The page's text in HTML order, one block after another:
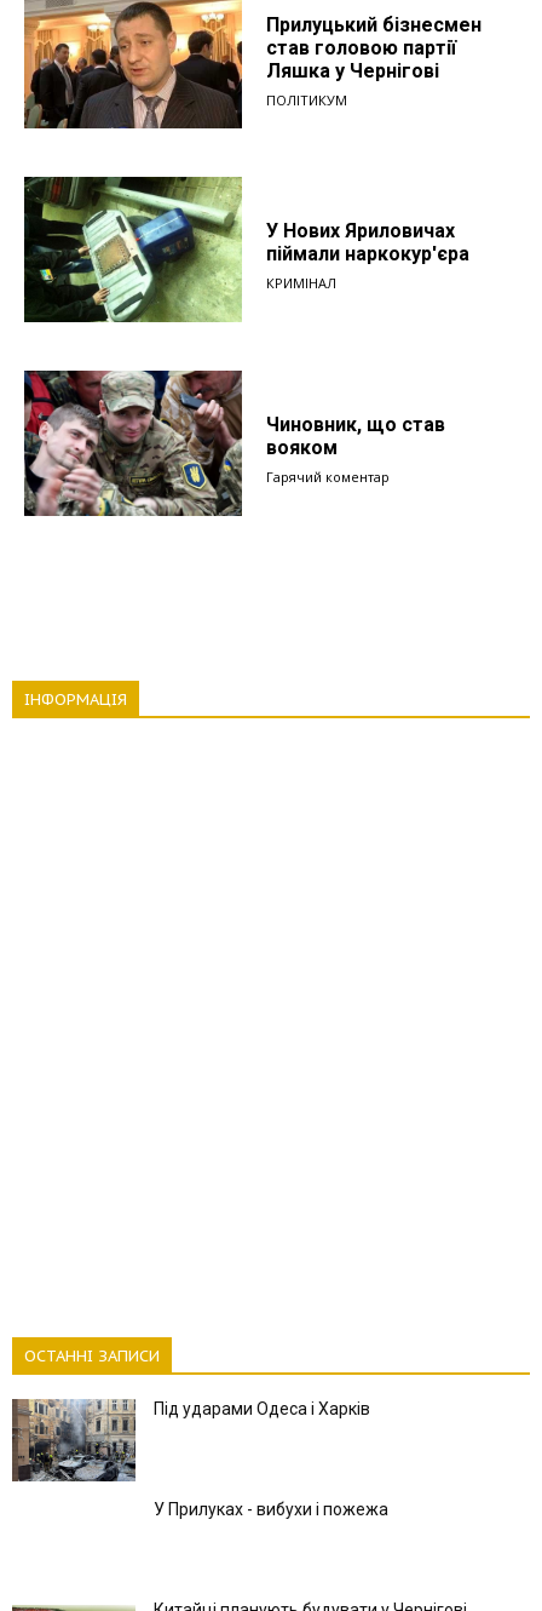
Прилуцький бізнесмен
став головою партії
Ляшка у Чернігові
ПОЛІТИКУМ
У Нових Яриловичах
піймали наркокур'єра
КРИМІНАЛ
Чиновник, що став
вояком
Гарячий коментар
ІНФОРМАЦІЯ
ОСТАННІ ЗАПИСИ
Під ударами Одеса і Харків
У Прилуках - вибухи і пожежа